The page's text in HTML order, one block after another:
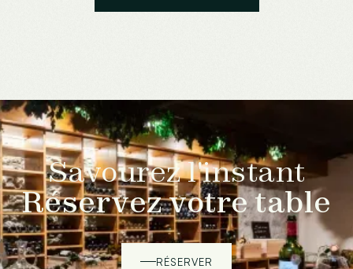
Savourez l'instant
Réservez votre table
RÉSERVER